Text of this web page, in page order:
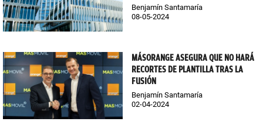
Benjamín Santamaría
08-05-2024
MÁSORANGE ASEGURA QUE NO HARÁ
RECORTES DE PLANTILLA TRAS LA
FUSIÓN
Benjamín Santamaría
02-04-2024